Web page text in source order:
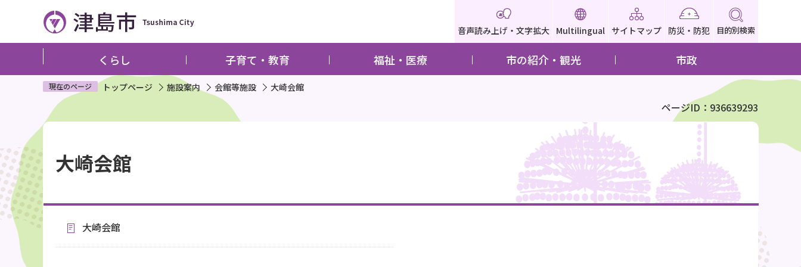
ペ
ジ
す
音声読み上げ・文字拡大 Multilingual サイトマップ 防災・防犯 目的別検索
くらし 子育て・教育 福祉・医療 市の紹介・観光 市政
現在のページ トップページ 施設案内 会館等施設 大崎会館
ページID：936639293
文
こ
こ
か
ら
大崎会館
大崎会館